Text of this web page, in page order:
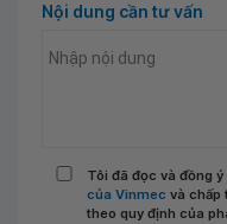
Nội dung cần tư vấn
Tôi đã đọc và đồng ý
của Vinmec và chấp
theo quy định của